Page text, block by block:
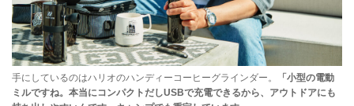
手にしているのはハリオのハンディーコーヒーグラインダー。
「小型の電動
ミルですね。本当にコンパクトだしUSBで充電できるから、アウトドアにも